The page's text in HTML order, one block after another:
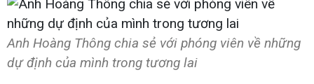
Anh Hoàng Thông chia sẻ với phóng viên về những
dự định của mình trong tương lai